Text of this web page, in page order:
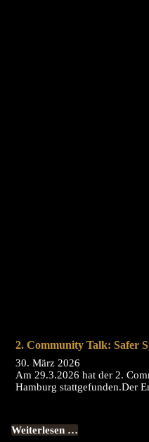
2. Community Talk: Safer
30. März 2026
Am 29.3.2026 hat der 2.
Hamburg stattgefunden.Der
Weiterlesen …